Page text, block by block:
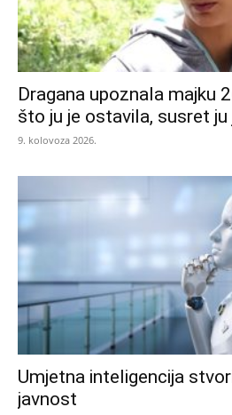
Dragana upoznala majku
što ju je ostavila, susret
9. kolovoza 2026.
Umjetna inteligencija
javnost